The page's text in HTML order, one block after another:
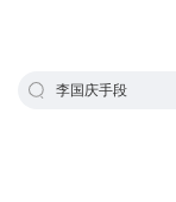
李国庆手段